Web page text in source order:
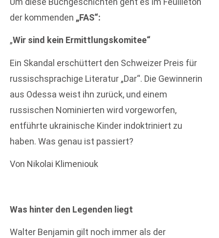
der kommenden „FAS“:
„Wir sind kein Ermittlungskomitee“
Ein Skandal erschüttert den Schweizer Preis für
russischsprachige Literatur „Dar“. Die Gewinnerin
aus Odessa weist ihn zurück, und einem
russischen Nominierten wird vorgeworfen,
entführte ukrainische Kinder indoktriniert zu
haben. Was genau ist passiert?
Von Nikolai Klimeniouk
Was hinter den Legenden liegt
Walter Benjamin gilt noch immer als der